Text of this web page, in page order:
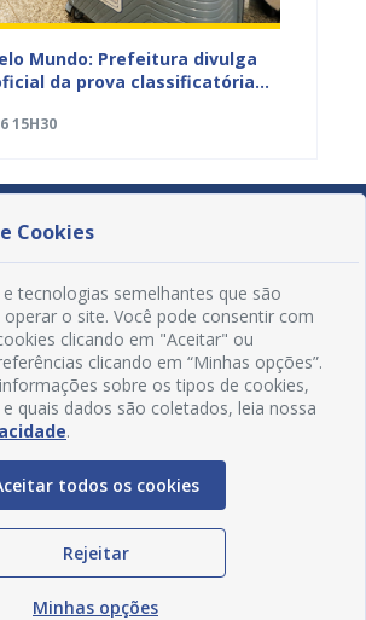
Mundo: Prefeitura divulga
da prova classificatória
15H30
Redes Sociais
Cookies
tecnologias semelhantes que são
operar o site. Você pode consentir com
clicando em "Aceitar" ou
clicando em “Minhas opções”.
sobre os tipos de cookies,
quais dados são coletados, leia nossa
.
todos os cookies
Rejeitar
Minhas opções